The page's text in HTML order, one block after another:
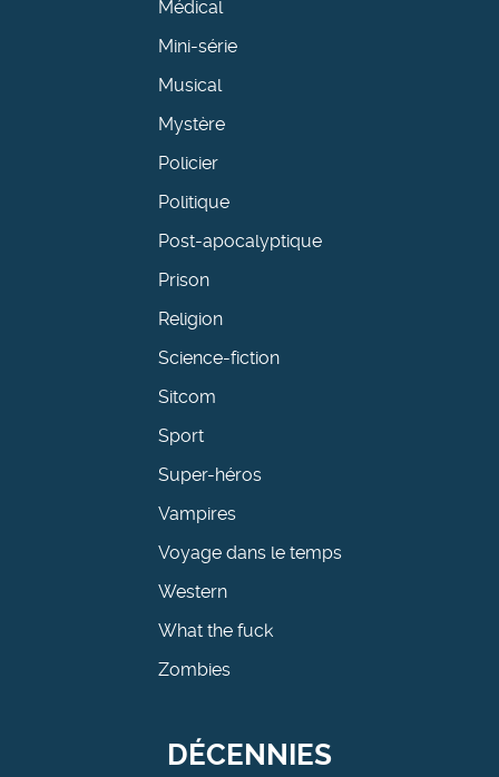
Médical
Mini-série
Musical
Mystère
Policier
Politique
Post-apocalyptique
Prison
Religion
Science-fiction
Sitcom
Sport
Super-héros
Vampires
Voyage dans le temps
Western
What the fuck
Zombies
DÉCENNIES